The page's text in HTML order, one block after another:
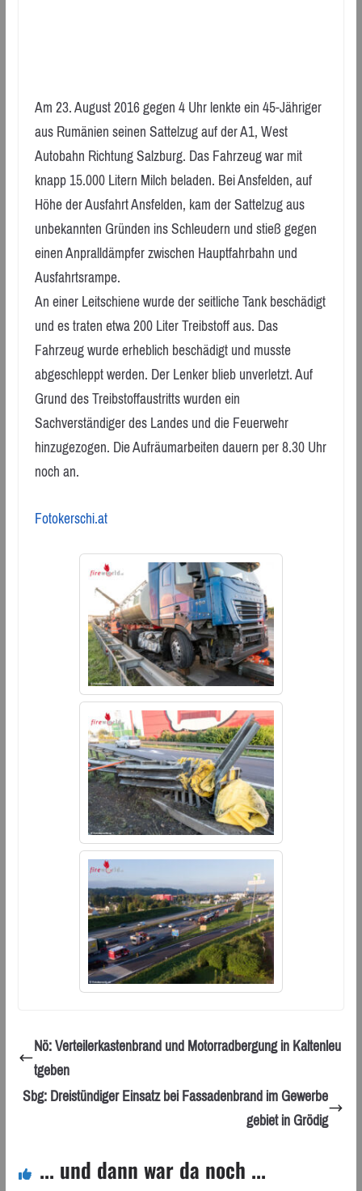
Am 23. August 2016 gegen 4 Uhr lenkte ein 45-Jähriger
aus Rumänien seinen Sattelzug auf der A1, West
Autobahn Richtung Salzburg. Das Fahrzeug war mit
knapp 15.000 Litern Milch beladen. Bei Ansfelden, auf
Höhe der Ausfahrt Ansfelden, kam der Sattelzug aus
unbekannten Gründen ins Schleudern und stieß gegen
einen Anpralldämpfer zwischen Hauptfahrbahn und
Ausfahrtsrampe.
An einer Leitschiene wurde der seitliche Tank beschädigt
und es traten etwa 200 Liter Treibstoff aus. Das
Fahrzeug wurde erheblich beschädigt und musste
abgeschleppt werden. Der Lenker blieb unverletzt. Auf
Grund des Treibstoffaustritts wurden ein
Sachverständiger des Landes und die Feuerwehr
hinzugezogen. Die Aufräumarbeiten dauern per 8.30 Uhr
noch an.
Fotokerschi.at
Nö: Verteilerkastenbrand und Motorradbergung in Kaltenleu
tgeben
Sbg: Dreistündiger Einsatz bei Fassadenbrand im Gewerbe
gebiet in Grödig
... und dann war da noch ...